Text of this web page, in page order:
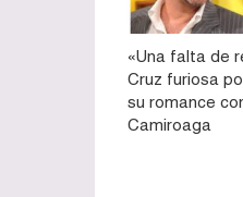
«Una falta de
Cruz furiosa
su romance
Camiroaga